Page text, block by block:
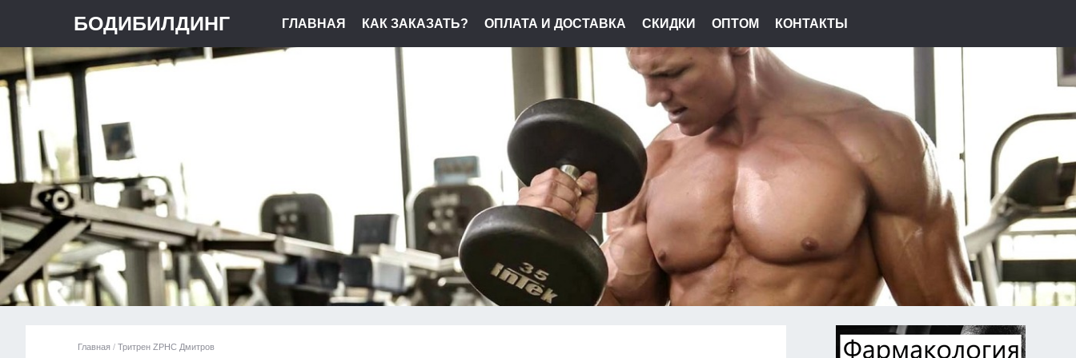
БОДИБИЛДИНГ ГЛАВНАЯ КАК ЗАКАЗАТЬ? ОПЛАТА И ДОСТАВКА СКИДКИ ОПТОМ КОНТАКТЫ
Главная / Тритрен ZPHC Дмитров